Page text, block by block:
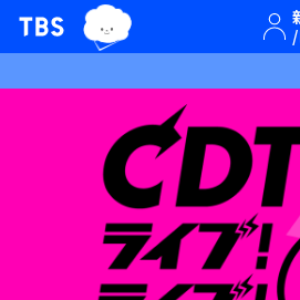
TBSテレビ｜ときめくときを。
TBSグループキャラク